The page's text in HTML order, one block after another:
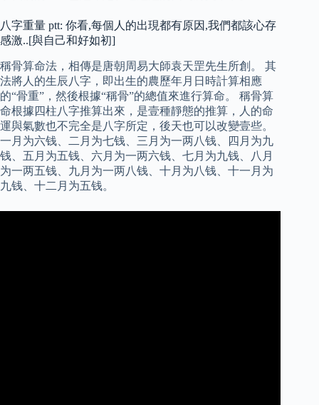
八字重量 ptt: 你看,每個人的出現都有原因,我們都該心存
感激..[與自己和好如初]
稱骨算命法，相傳是唐朝周易大師袁天罡先生所創。 其
法將人的生辰八字，即出生的農歷年月日時計算相應
的“骨重”，然後根據“稱骨”的總值來進行算命。 稱骨算
命根據四柱八字推算出來，是壹種靜態的推算，人的命
運與氣數也不完全是八字所定，後天也可以改變壹些。
一月为六钱、二月为七钱、三月为一两八钱、四月为九
钱、五月为五钱、六月为一两六钱、七月为九钱、八月
为一两五钱、九月为一两八钱、十月为八钱、十一月为
九钱、十二月为五钱。